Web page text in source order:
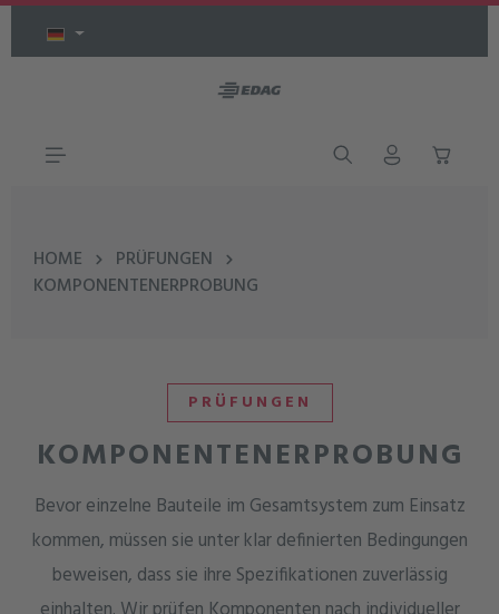
Zum Hauptinhalt springen
HOME
PRÜFUNGEN
KOMPONENTENERPROBUNG
PRÜFUNGEN
KOMPONENTENERPROBUNG
Bevor einzelne Bauteile im Gesamtsystem zum Einsatz
kommen, müssen sie unter klar definierten Bedingungen
beweisen, dass sie ihre Spezifikationen zuverlässig